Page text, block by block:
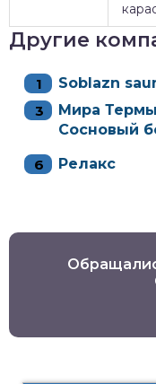
Другие
Soblazn
Мира
Сосновый
Релакс